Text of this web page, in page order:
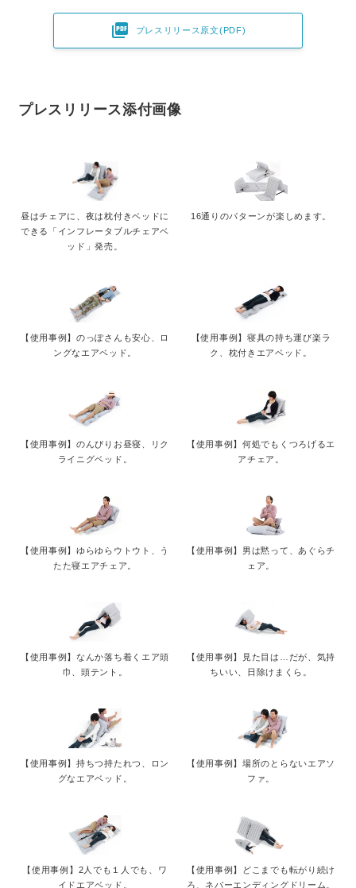
 プレスリリース原文(PDF)
プレスリリース添付画像
昼はチェアに、夜は枕付きベッドに
できる「インフレータブルチェアベ
ッド」発売。
16通りのパターンが楽しめます。
【使用事例】のっぽさんも安心、ロ
ングなエアベッド。
【使用事例】寝具の持ち運び楽ラ
ク、枕付きエアベッド。
【使用事例】のんびりお昼寝、リク
ライニグベッド。
【使用事例】何処でもくつろげるエ
アチェア。
【使用事例】ゆらゆらウトウト、う
たた寝エアチェア。
【使用事例】男は黙って、あぐらチ
ェア。
【使用事例】なんか落ち着くエア頭
巾、頭テント。
【使用事例】見た目は…だが、気持
ちいい、日除けまくら。
【使用事例】持ちつ持たれつ、ロン
グなエアベッド。
【使用事例】場所のとらないエアソ
ファ。
【使用事例】2人でも１人でも、ワ
イドエアベッド。
【使用事例】どこまでも転がり続け
ろ、ネバーエンディングドリーム。